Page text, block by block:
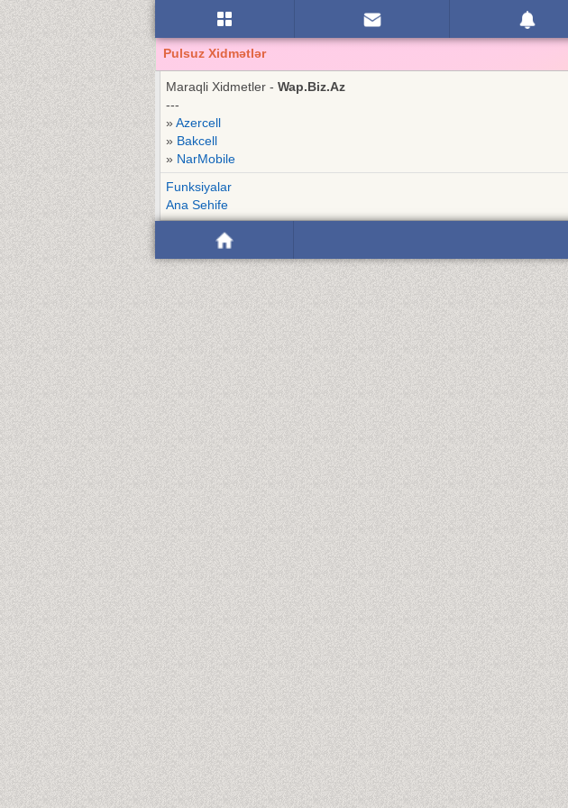
Pulsuz Xidmətlər
Maraqli Xidmetler - Wap.Biz.Az
---
» Azercell
» Bakcell
» NarMobile
Funksiyalar
Ana Sehife